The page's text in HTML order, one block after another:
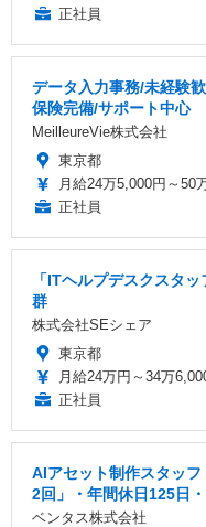
正社員
データ入力事務/未経験
保険完備/サポート中心
MeilleureVie株式会社
東京都
月給24万5,000円～50
正社員
「ITヘルプデスクスタ
群
株式会社SEシェア
東京都
月給24万円～34万
正社員
AIアセット制作スタッ
2回」・年間休日125日
ベンタス株式会社